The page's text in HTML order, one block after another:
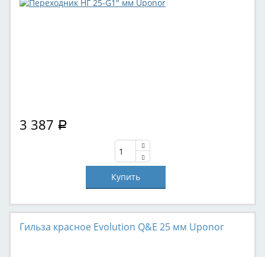
3 387 Р
Гильза красное Evolution Q&E 25 мм Uponor